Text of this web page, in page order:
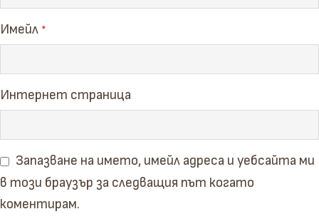
Имейл *
Интернет страница
Запазване на името, имейл адреса и уебсайта ми
в този браузър за следващия път когато
коментирам.